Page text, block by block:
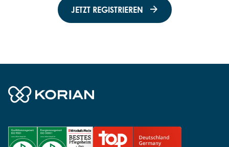
JETZT REGISTRIEREN